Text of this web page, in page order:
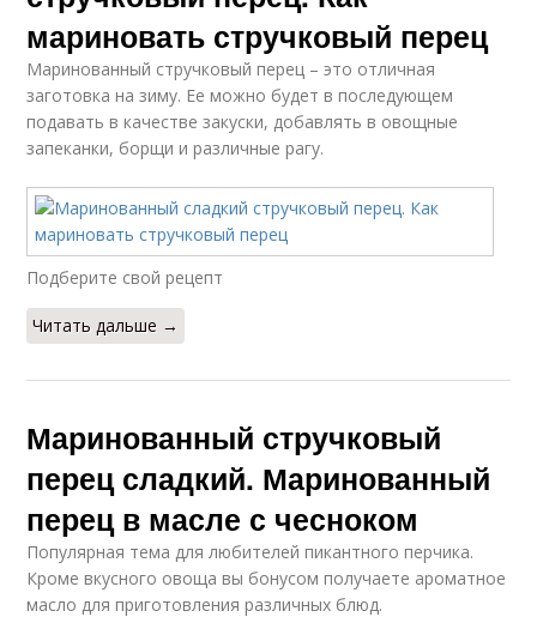
мариновать стручковый перец
Маринованный стручковый перец – это отличная
заготовка на зиму. Ее можно будет в последующем
подавать в качестве закуски, добавлять в овощные
запеканки, борщи и различные рагу.
Подберите свой рецепт
Читать дальше →
Маринованный стручковый
перец сладкий. Маринованный
перец в масле с чесноком
Популярная тема для любителей пикантного перчика.
Кроме вкусного овоща вы бонусом получаете ароматное
масло для приготовления различных блюд.